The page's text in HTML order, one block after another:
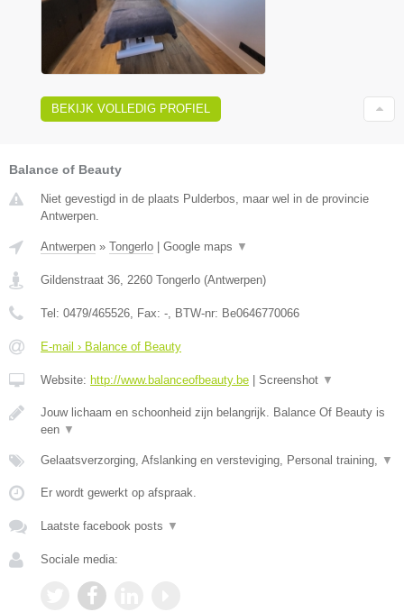
BEKIJK VOLLEDIG PROFIEL
Balance of Beauty
Niet gevestigd in de plaats Pulderbos, maar wel in de provincie
Antwerpen.
Antwerpen » Tongerlo Google maps ▼
Gildenstraat 36 2260 Tongerlo (Antwerpen)
Tel: 0479/465526 , Fax: - , BTW-nr: Be0646770066
E-mail › Balance of Beauty
Website: http://www.balanceofbeauty.be Screenshot ▼
Jouw lichaam en schoonheid zijn belangrijk. Balance Of Beauty is
een ▼
Gelaatsverzorging, Afslanking en versteviging, Personal training, ▼
Er wordt gewerkt op afspraak.
Laatste facebook posts ▼
Sociale media: